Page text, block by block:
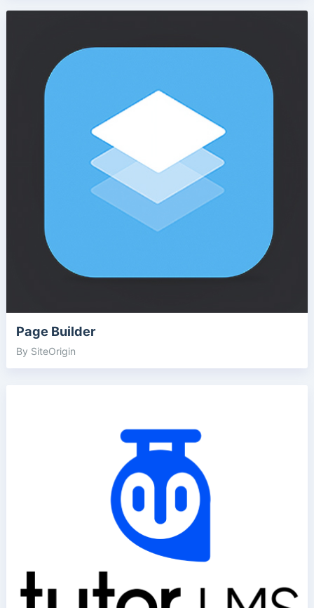
Page Builder
By SiteOrigin